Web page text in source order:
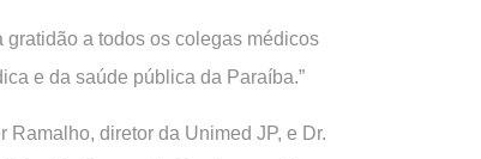
gratidão a todos os colegas médicos
e da saúde pública da Paraíba.”
diretor da Unimed JP, e Dr.